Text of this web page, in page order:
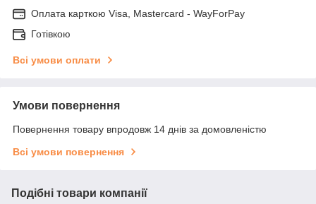
Оплата карткою Visa, Mastercard - WayForPay
Готівкою
Всі умови оплати
Умови повернення
Повернення товару впродовж 14 днів за домовленістю
Всі умови повернення
Подібні товари компанії